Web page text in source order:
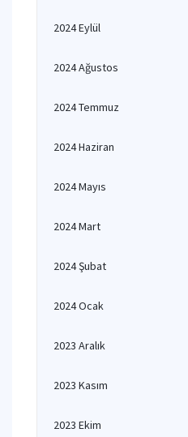
2024 Eylül
2024 Ağustos
2024 Temmuz
2024 Haziran
2024 Mayıs
2024 Mart
2024 Şubat
2024 Ocak
2023 Aralık
2023 Kasım
2023 Ekim